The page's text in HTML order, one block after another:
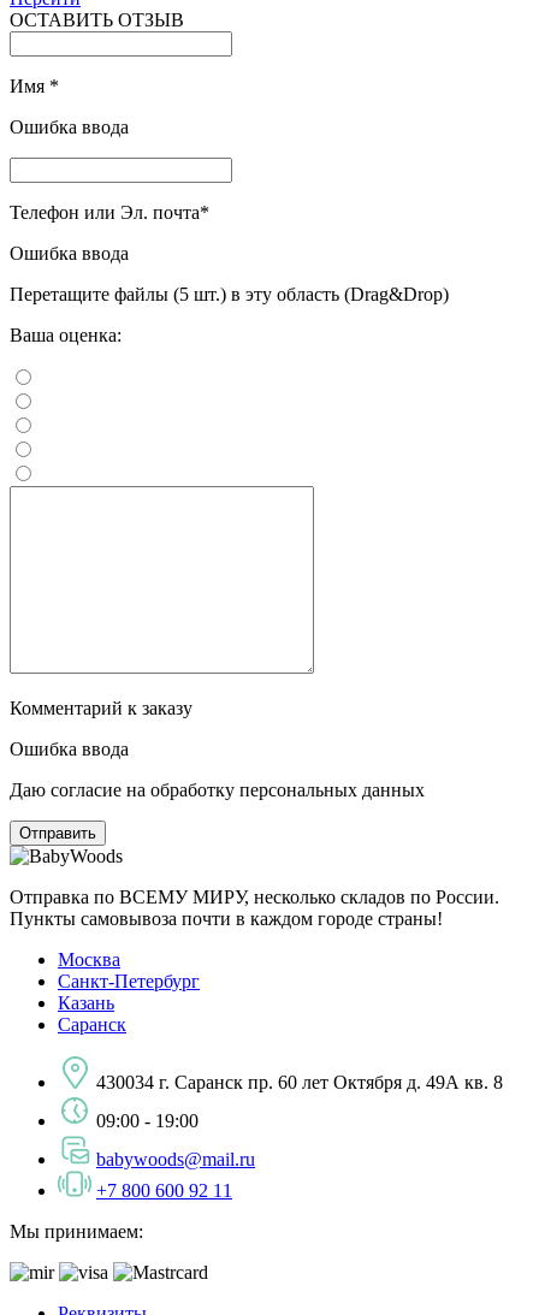
ОСТАВИТЬ ОТЗЫВ
Имя *
Ошибка ввода
Телефон или Эл. почта*
Ошибка ввода
Перетащите файлы (5 шт.) в эту область (Drag&Drop)
Ваша оценка:
Комментарий к заказу
Ошибка ввода
Даю согласие на обработку персональных данных
Отправка по ВСЕМУ МИРУ, несколько складов по России.
Пункты самовывоза почти в каждом городе страны!
Москва
Санкт-Петербург
Казань
Саранск
430034 г. Саранск пр. 60 лет Октября д. 49А кв. 8
09:00 - 19:00
babywoods@mail.ru
+7 800 600 92 11
Мы принимаем: